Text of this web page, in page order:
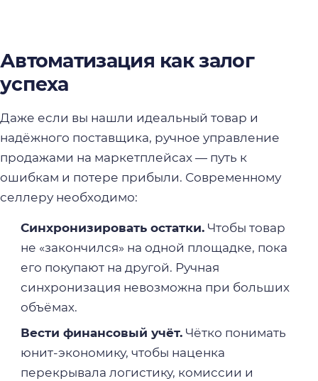
Автоматизация как залог
успеха
Даже если вы нашли идеальный товар и
надёжного поставщика, ручное управление
продажами на маркетплейсах — путь к
ошибкам и потере прибыли. Современному
селлеру необходимо:
Синхронизировать остатки.Чтобы товар
не «закончился» на одной площадке, пока
его покупают на другой. Ручная
синхронизация невозможна при больших
объёмах.
Вести финансовый учёт.Чётко понимать
юнит-экономику, чтобы наценка
перекрывала логистику, комиссии и